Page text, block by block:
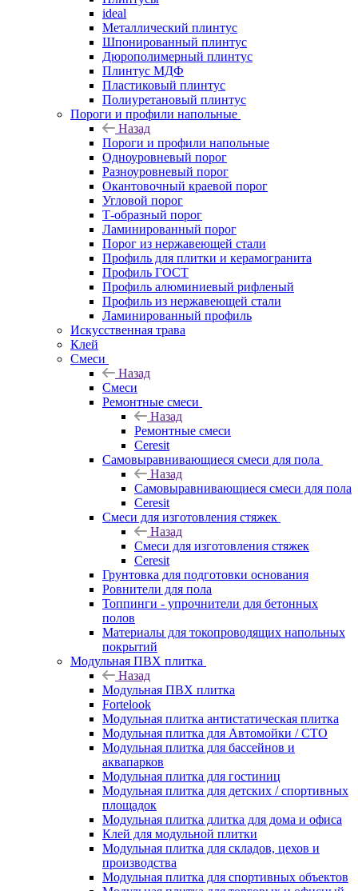
ideal
Металлический плинтус
Шпонированный плинтус
Дюрополимерный плинтус
Плинтус МДФ
Пластиковый плинтус
Полиуретановый плинтус
Пороги и профили напольные
Назад
Пороги и профили напольные
Одноуровневый порог
Разноуровневый порог
Окантовочный краевой порог
Угловой порог
Т-образный порог
Ламинированный порог
Порог из нержавеющей стали
Профиль для плитки и керамогранита
Профиль ГОСТ
Профиль алюминиевый рифленый
Профиль из нержавеющей стали
Ламинированный профиль
Искусственная трава
Клей
Смеси
Назад
Смеси
Ремонтные смеси
Назад
Ремонтные смеси
Ceresit
Самовыравнивающиеся смеси для пола
Назад
Самовыравнивающиеся смеси для пола
Ceresit
Смеси для изготовления стяжек
Назад
Смеси для изготовления стяжек
Ceresit
Грунтовка для подготовки основания
Ровнители для пола
Топпинги - упрочнители для бетонных
полов
Материалы для токопроводящих напольных
покрытий
Модульная ПВХ плитка
Назад
Модульная ПВХ плитка
Fortelook
Модульная плитка антистатическая плитка
Модульная плитка для Автомойки / СТО
Модульная плитка для бассейнов и
аквапарков
Модульная плитка для гостиниц
Модульная плитка для детских / спортивных
площадок
Модульная плитка длитка для дома и офиса
Клей для модульной плитки
Модульная плитка для складов, цехов и
производства
Модульная плитка для спортивных объектов